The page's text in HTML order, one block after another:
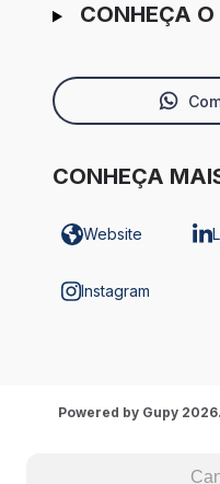
CONHEÇA
CONHEÇA
Website
Instagram
Powered by Gupy